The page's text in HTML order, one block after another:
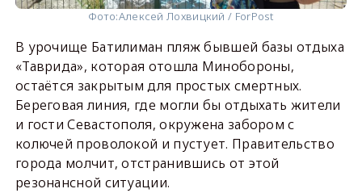
Фото:Алексей Лохвицкий / ForPost
В урочище Батилиман пляж бывшей базы отдыха
«Таврида», которая отошла Минобороны,
остаётся закрытым для простых смертных.
Береговая линия, где могли бы отдыхать жители
и гости Севастополя, окружена забором с
колючей проволокой и пустует. Правительство
города молчит, отстранившись от этой
резонансной ситуации.